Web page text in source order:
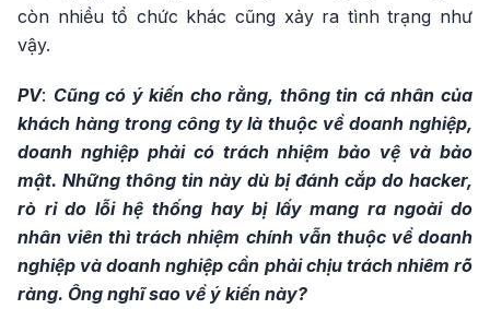
còn nhiều tổ chức khác cũng xảy ra tình trạng như
vậy.
PV: Cũng có ý kiến cho rằng, thông tin cá nhân của
khách hàng trong công ty là thuộc về doanh nghiệp,
doanh nghiệp phải có trách nhiệm bảo vệ và bảo
mật. Những thông tin này dù bị đánh cắp do hacker,
rò rỉ do lỗi hệ thống hay bị lấy mang ra ngoài do
nhân viên thì trách nhiệm chính vẫn thuộc về doanh
nghiệp và doanh nghiệp cần phải chịu trách nhiêm rõ
ràng. Ông nghĩ sao về ý kiến này?